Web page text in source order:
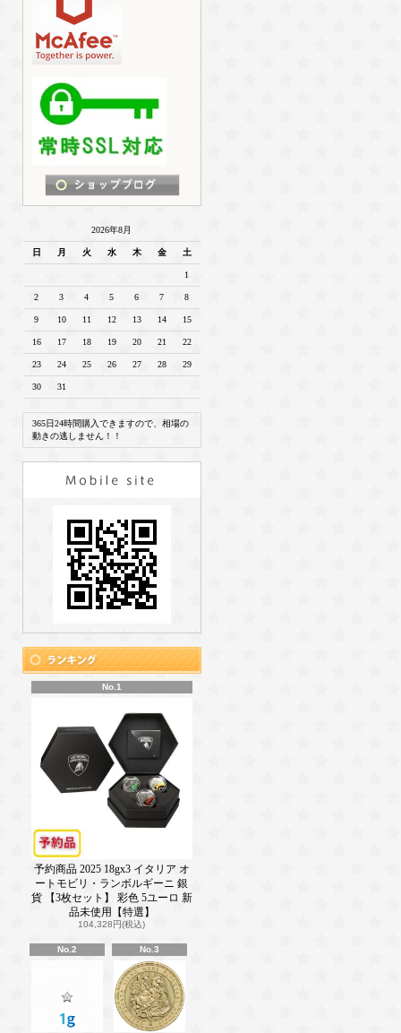
2026年8月
日 月 火 水 木 金 土
1
2 3 4 5 6 7 8
9 10 11 12 13 14 15
16 17 18 19 20 21 22
23 24 25 26 27 28 29
30 31
365日24時間購入できますので、相場の
動きの逃しません！！
No.1
予約商品 2025 18gx3 イタリア オ
ートモビリ・ランボルギーニ 銀
貨 【3枚セット】 彩色 5ユーロ 新
品未使用【特選】
104,328円(税込)
No.2 No.3